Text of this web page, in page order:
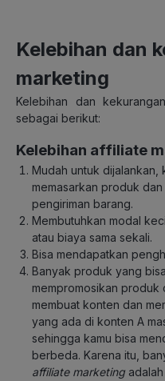
Kelebihan dan
marketing
Kelebihan dan
sebagai berikut:
Kelebihan affiliate
Mudah untuk
memasarkan produk
pengiriman barang.
Membutuhkan modal
atau biaya sama sekali.
Bisa mendapatkan
Banyak produk yang
mempromosikan produk
membuat konten dan
yang ada di konten A
sehingga kamu bisa
berbeda. Karena itu,
affiliate marketing